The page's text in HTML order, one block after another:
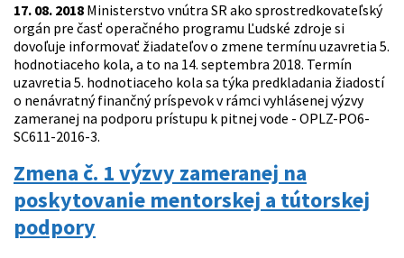
17. 08. 2018 Ministerstvo vnútra SR ako sprostredkovateľský
orgán pre časť operačného programu Ľudské zdroje si
dovoľuje informovať žiadateľov o zmene termínu uzavretia 5.
hodnotiaceho kola, a to na 14. septembra 2018. Termín
uzavretia 5. hodnotiaceho kola sa týka predkladania žiadostí
o nenávratný finančný príspevok v rámci vyhlásenej výzvy
zameranej na podporu prístupu k pitnej vode - OPLZ-PO6-
SC611-2016-3.
Zmena č. 1 výzvy zameranej na
poskytovanie mentorskej a tútorskej
podpory